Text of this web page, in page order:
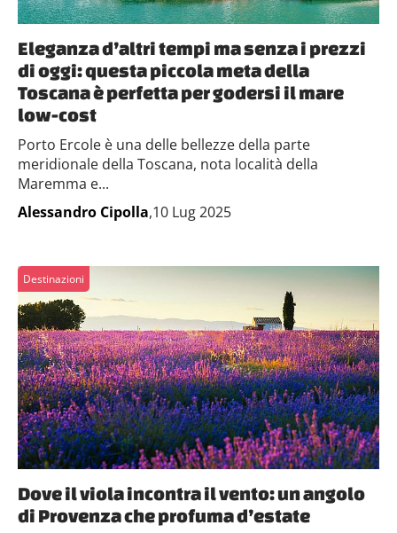
Eleganza d’altri tempi ma senza i prezzi
di oggi: questa piccola meta della
Toscana è perfetta per godersi il mare
low-cost
Porto Ercole è una delle bellezze della parte
meridionale della Toscana, nota località della
Maremma e...
Alessandro Cipolla,10 Lug 2025
Destinazioni
Dove il viola incontra il vento: un angolo
di Provenza che profuma d’estate